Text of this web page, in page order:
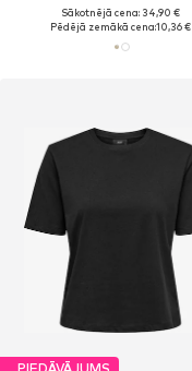
Sākotnējā cena: 34,90 €
Pēdējā zemākā cena:10,36 €